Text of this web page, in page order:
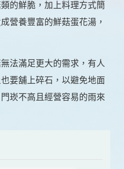
的鮮脆，加上料理方式簡
營養豐富的鮮菇蛋花湯，
法滿足更大的需求，有人
要舖上碎石，以避免地面
崁不高且經營容易的雨來